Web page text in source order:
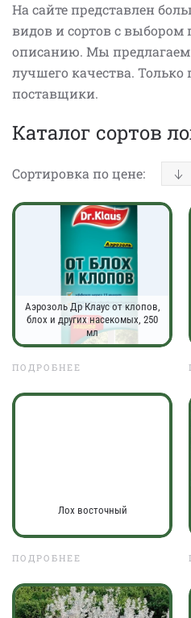
На сайте представлен
видов и сортов с выбором
описанию. Мы предлагаем
лучшего качества.
поставщики.
Каталог сортов
Сортировка по цене:
Аэрозоль Др Клаус от клопов,
блох и других насекомых, 250
мл
ПОДРОБНЕЕ
Лох восточный
ПОДРОБНЕЕ